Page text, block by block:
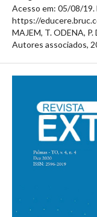
Acesso em: 05/08/19.
https://
MAJEM, T. ODENA,
Autores associados,